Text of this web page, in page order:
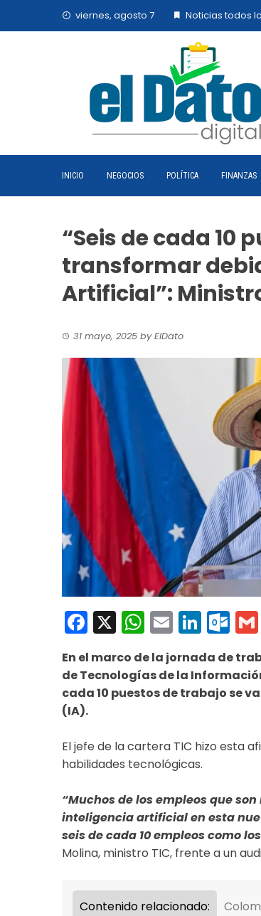
viernes, agosto 7 Noticias todos
INICIO NEGOCIOS POLÍTICA FINANZAS
“Seis de cada 10
transformar
Artificial”:
31 mayo, 2025 byElDato
Facebook
X WhatsApp
Email
En el marco de la jornada de
de Tecnologías de la
cada 10 puestos de trabajo se
(IA).
El jefe de la cartera TIC hizo esta
habilidades tecnológicas.
“Muchos de los empleos que
inteligencia artificial en esta
seis de cada 10 empleos como
Molina, ministro TIC, frente a un
Contenido relacionado: